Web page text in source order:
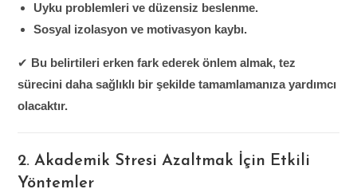
Uyku problemleri ve düzensiz beslenme.
Sosyal izolasyon ve motivasyon kaybı.
✔ Bu belirtileri erken fark ederek önlem almak, tez
sürecini daha sağlıklı bir şekilde tamamlamanıza yardımcı
olacaktır.
2. Akademik Stresi Azaltmak İçin Etkili
Yöntemler